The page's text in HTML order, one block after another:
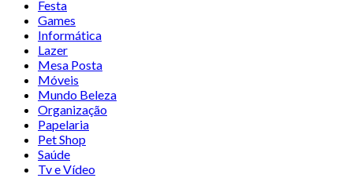
Festa
Games
Informática
Lazer
Mesa Posta
Móveis
Mundo Beleza
Organização
Papelaria
Pet Shop
Saúde
Tv e Vídeo